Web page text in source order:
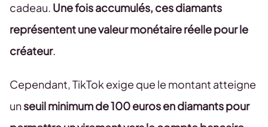
cadeau. Une fois accumulés, ces diamants
représentent une valeur monétaire réelle pour le
créateur.
Cependant, TikTok exige que le montant atteigne
unseuil minimum de 100 euros en diamants pour